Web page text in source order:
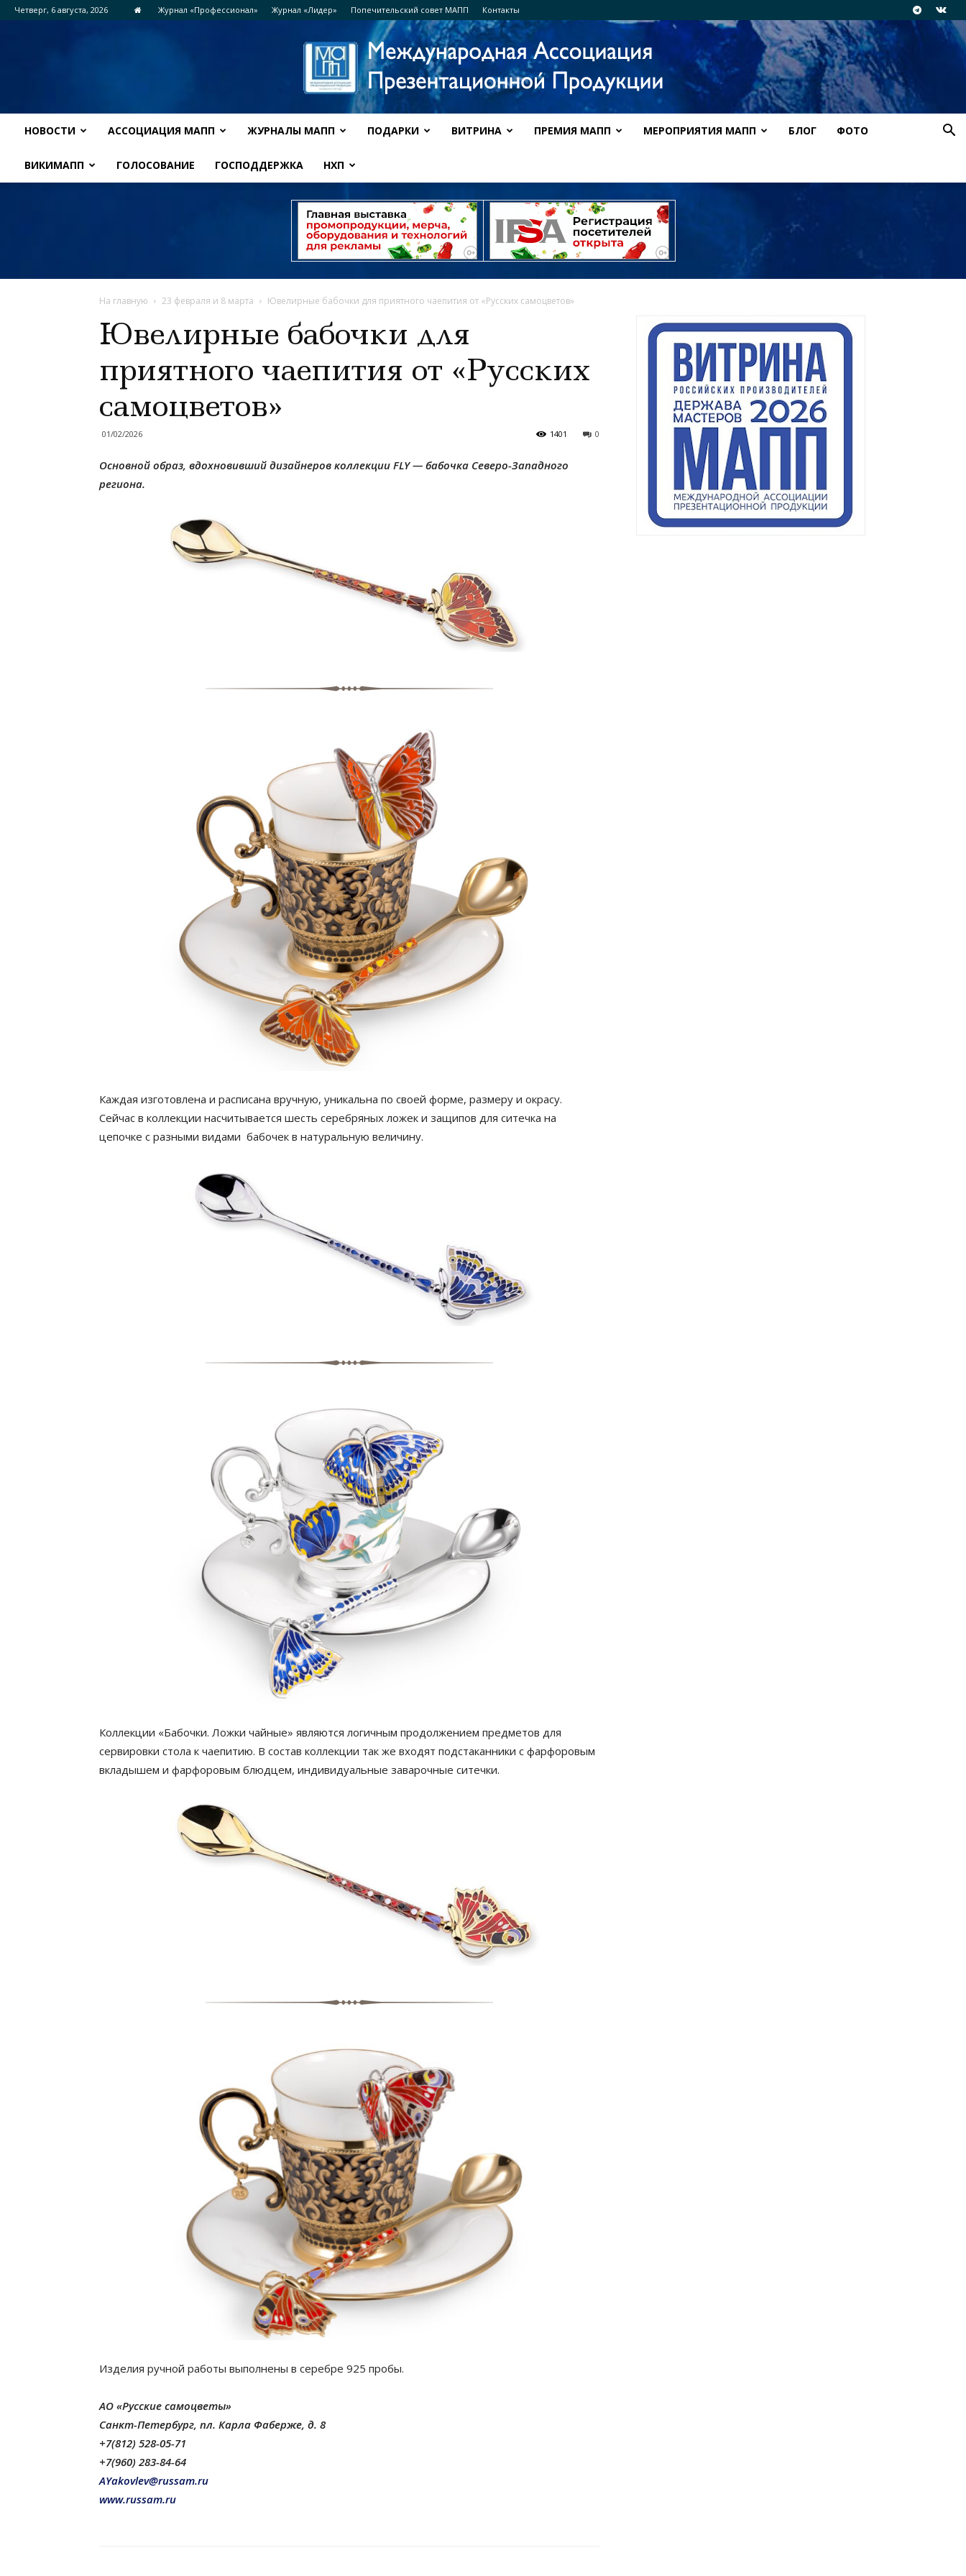
Четверг, 6 августа, 2026 Журнал «Профессионал» Журнал «Лидер» Попечительский совет МАПП Контакты
НОВОСТИ АССОЦИАЦИЯ МАПП ЖУРНАЛЫ МАПП ПОДАРКИ ВИТРИНА ПРЕМИЯ МАПП МЕРОПРИЯТИЯ МАПП БЛОГ ФОТО
ВИКИМАПП ГОЛОСОВАНИЕ ГОСПОДДЕРЖКА НХП
На главную 23 февраля и 8 марта Ювелирные бабочки для приятного чаепития от «Русских самоцветов»
Ювелирные бабочки для
приятного чаепития от «Русских
самоцветов»
01/02/2026 0
1401
Основной образ, вдохновивший дизайнеров коллекции FLY — бабочка Северо-Западного
региона.
Каждая изготовлена и расписана вручную, уникальна по своей форме, размеру и окрасу.
Сейчас в коллекции насчитывается шесть серебряных ложек и защипов для ситечка на
цепочке с разными видами бабочек в натуральную величину.
Коллекции «Бабочки. Ложки чайные» являются логичным продолжением предметов для
сервировки стола к чаепитию. В состав коллекции так же входят подстаканники с фарфоровым
вкладышем и фарфоровым блюдцем, индивидуальные заварочные ситечки.
Изделия ручной работы выполнены в серебре 925 пробы.
АО «Русские самоцветы»
Санкт-Петербург, пл. Карла Фаберже, д. 8
+7(812) 528-05-71
+7(960) 283-84-64
AYakovlev@russam.ru
www.russam.ru